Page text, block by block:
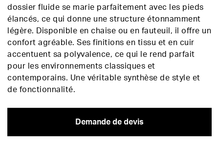
dossier fluide se marie parfaitement avec les pieds
élancés, ce qui donne une structure étonnamment
légère. Disponible en chaise ou en fauteuil, il offre un
confort agréable. Ses finitions en tissu et en cuir
accentuent sa polyvalence, ce qui le rend parfait
pour les environnements classiques et
contemporains. Une véritable synthèse de style et
de fonctionnalité.
Demande de devis